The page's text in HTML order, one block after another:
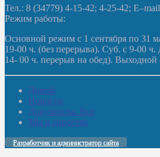
Тел.: 8 (34779) 4-15-42; 4-25-42;
Режим работы:
Основной режим с 1 сентября по 31
19-00 ч. (без перерыва). Суб. с 9-00 ч.
14- 00 ч. перерыв на обед). Выходной
Домой
Новости
Документы. Все
Мы в соцсетях
Разработчик и администратор сайта